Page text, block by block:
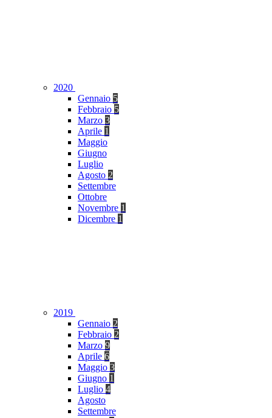
2020
Gennaio 5
Febbraio 5
Marzo 3
Aprile 1
Maggio
Giugno
Luglio
Agosto 2
Settembre
Ottobre
Novembre 1
Dicembre 1
2019
Gennaio 2
Febbraio 2
Marzo 9
Aprile 6
Maggio 3
Giugno 1
Luglio 4
Agosto
Settembre